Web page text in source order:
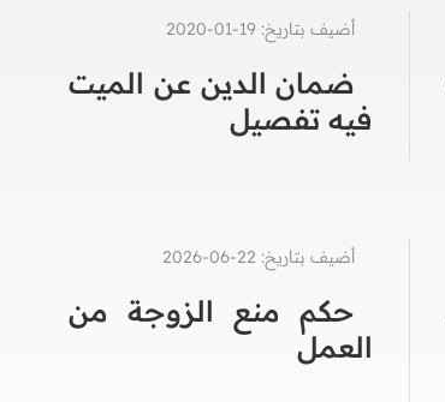
أضيف بتاريخ: 19-01-2020
ضمان الدين عن الميت
فيه تفصيل
أضيف بتاريخ: 22-06-2026
حكم منع الزوجة من
العمل